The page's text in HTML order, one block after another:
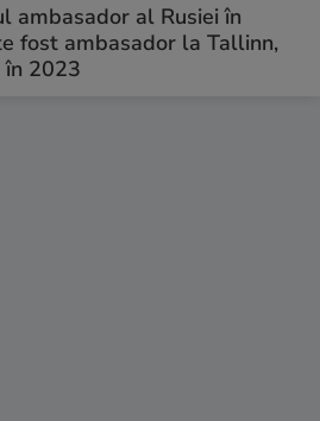
ambasador al Rusiei în
fost ambasador la Tallinn,
în 2023